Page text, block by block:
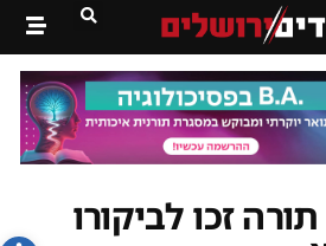
זכו לביקורו